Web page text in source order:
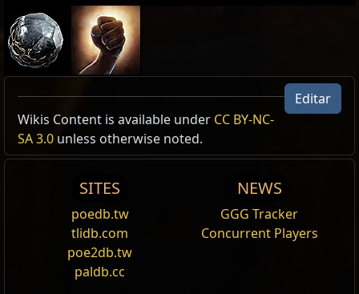
Active Type: Attack, MeleeSingleTarget, Melee,
Area, AttackInPlace
Sintonia com o Fogo
Reforça ataques , fazendo com queganhemdano
fogo, mas causem menos dano de frio
elétrico.
Editar
Wikis Content is available under CC BY-NC-
SA 3.0 unless otherwise noted.
SITES
poedb.tw
tlidb.com
poe2db.tw
paldb.cc
NEWS
GGG Tracker
Concurrent Players